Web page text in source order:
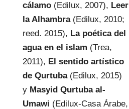
cálamo(Edilux, 2007), Leer
la Alhambra(Edilux, 2010;
reed. 2015), La poética del
agua en el islam (Trea,
2011), El sentido artístico
de Qurtuba(Edilux, 2015)
y Masyid Qurtuba al-
Umawi (Edilux-Casa Árabe,